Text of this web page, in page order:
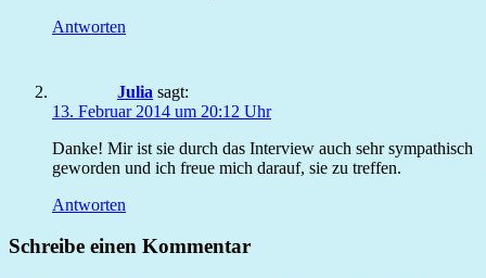
Antworten
Julia sagt:
13. Februar 2014 um 20:12 Uhr
Danke! Mir ist sie durch das Interview auch sehr sympathisch
geworden und ich freue mich darauf, sie zu treffen.
Antworten
Schreibe einen Kommentar